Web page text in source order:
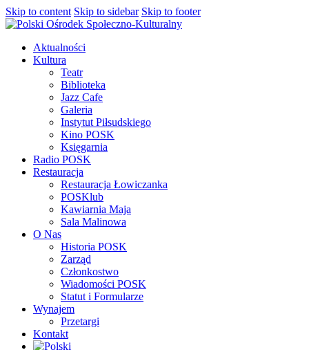
Skip to content Skip to sidebar Skip to footer
Aktualności
Kultura
Teatr
Biblioteka
Jazz Cafe
Galeria
Instytut Piłsudskiego
Kino POSK
Księgarnia
Radio POSK
Restauracja
Restauracja Łowiczanka
POSKlub
Kawiarnia Maja
Sala Malinowa
O Nas
Historia POSK
Zarząd
Członkostwo
Wiadomości POSK
Statut i Formularze
Wynajem
Przetargi
Kontakt